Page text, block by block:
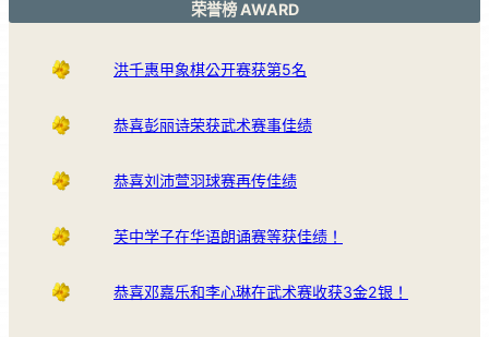
荣誉榜 AWARD
洪千惠甲象棋公开赛获第5名
恭喜彭丽诗荣获武术赛事佳绩
恭喜刘沛萱羽球赛再传佳绩
芙中学子在华语朗诵赛等获佳绩！
恭喜邓嘉乐和李心琳在武术赛收获3金2银！